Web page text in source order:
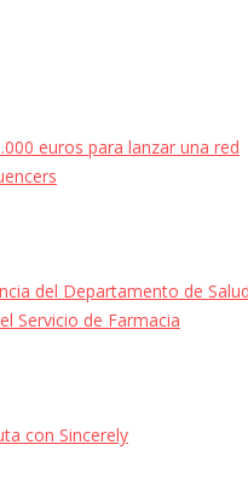
euros para lanzar una red
del Departamento de
Servicio de Farmacia
con Sincerely